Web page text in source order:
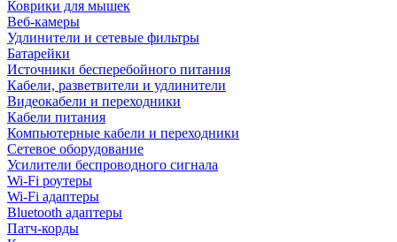
Коврики для мышек
Веб-камеры
Удлинители и сетевые фильтры
Батарейки
Источники бесперебойного питания
Кабели, разветвители и удлинители
Видеокабели и переходники
Кабели питания
Компьютерные кабели и переходники
Сетевое оборудование
Усилители беспроводного сигнала
Wi-Fi роутеры
Wi-Fi адаптеры
Bluetooth адаптеры
Патч-корды